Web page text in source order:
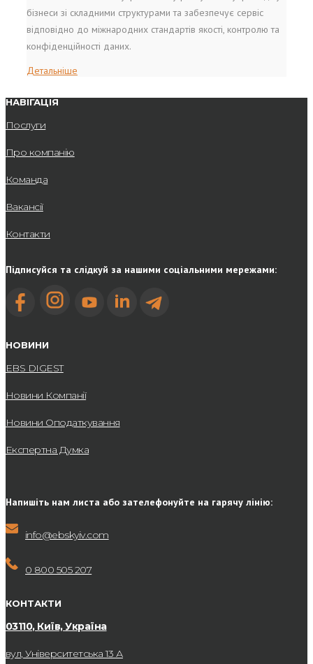
бізнеси зі складними структурами та забезпечує сервіс
відповідно до міжнародних стандартів якості, контролю та
конфіденційності даних.
Детальніше
НАВІГАЦІЯ
Послуги
Про компанію
Команда
Вакансії
Контакти
Підписуйся та слідкуй за нашими соціальними мережами:
НОВИНИ
EBS DIGEST
Новини Компанії
Новини Оподаткування
Експертна Думка
Напишіть нам листа або зателефонуйте на гарячу лінію:
info@ebskyiv.com
0 800 505 207
КОНТАКТИ
03110, Київ, Україна
вул, Університетська 13 А